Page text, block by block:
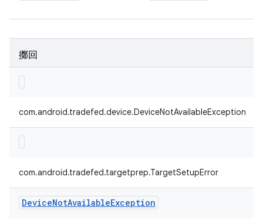
擲回
com.android.tradefed.device.DeviceNotAvailableException
com.android.tradefed.targetprep.TargetSetupError
DeviceNotAvailableException